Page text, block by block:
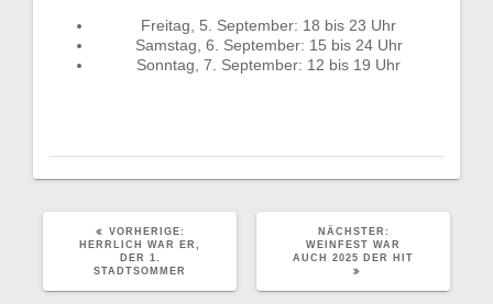
Freitag, 5. September: 18 bis 23 Uhr
Samstag, 6. September: 15 bis 24 Uhr
Sonntag, 7. September: 12 bis 19 Uhr
VORHERIGE:
BEITRAG:
HERRLICH WAR ER,
DER 1.
STADTSOMMER
NÄCHSTER:
BEITRAG:
WEINFEST WAR
AUCH 2025 DER HIT